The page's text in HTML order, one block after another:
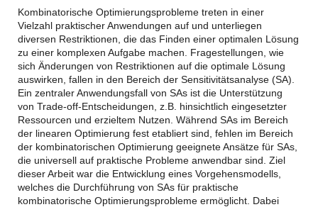
Kombinatorische Optimierungsprobleme treten in einer
Vielzahl praktischer Anwendungen auf und unterliegen
diversen Restriktionen, die das Finden einer optimalen Lösung
zu einer komplexen Aufgabe machen. Fragestellungen, wie
sich Änderungen von Restriktionen auf die optimale Lösung
auswirken, fallen in den Bereich der Sensitivitätsanalyse (SA).
Ein zentraler Anwendungsfall von SAs ist die Unterstützung
von Trade-off-Entscheidungen, z.B. hinsichtlich eingesetzter
Ressourcen und erzieltem Nutzen. Während SAs im Bereich
der linearen Optimierung fest etabliert sind, fehlen im Bereich
der kombinatorischen Optimierung geeignete Ansätze für SAs,
die universell auf praktische Probleme anwendbar sind. Ziel
dieser Arbeit war die Entwicklung eines Vorgehensmodells,
welches die Durchführung von SAs für praktische
kombinatorische Optimierungsprobleme ermöglicht. Dabei